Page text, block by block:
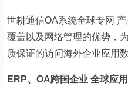
世耕通信OA系统全球专网
覆盖以及网络管理的优势，
质保证的访问海外企业应
ERP、OA跨国企业 全球应